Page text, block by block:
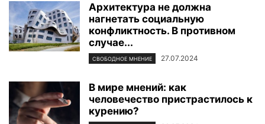
Архитектура не должна
нагнетать социальную
конфликтность. В противном
случае...
СВОБОДНОЕ МНЕНИЕ 27.07.2024
В мире мнений: как
человечество пристрастилось к
курению?